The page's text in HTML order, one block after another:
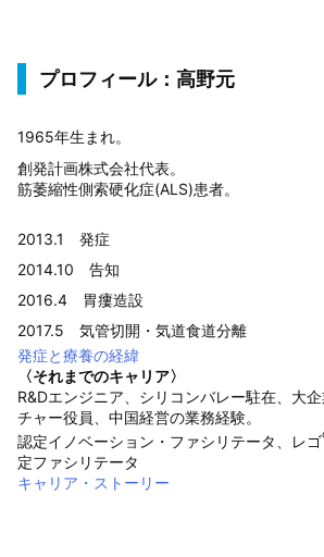
プロフィール：高野元
1965年生まれ。
創発計画株式会社代表。
筋萎縮性側索硬化症(ALS)患者。
2013.1 発症
2014.10 告知
2016.4 胃瘻造設
2017.5 気管切開・気道食道分離
発症と療養の経緯
〈それまでのキャリア〉
R&Dエンジニア、シリコンバレー駐在、大
チャー役員、中国経営の業務経験。
認定イノベーション・ファシリテータ、レゴ
定ファシリテータ
キャリア・ストーリー